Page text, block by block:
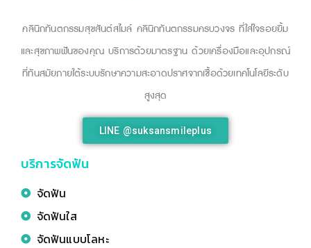
คลินิกทันตกรรมสุขสันต์สไมล์ คลินิกทันตกรรมครบวงจร ที่ใส่ใจรอยยิ้ม
และสุขภาพฟันของคุณ บริการด้วยมาตรฐาน ด้วยเครื่องมือและอุปกรณ์
ที่ทันสมัยภายใต้ระบบรักษาความสะอาดปราศจากเชื้อด้วยเทคโนโลยีระดับ
สูงสุด
LINE @suksansmileplus
บริการจัดฟัน
จัดฟัน
จัดฟันใส
จัดฟันแบบโลหะ